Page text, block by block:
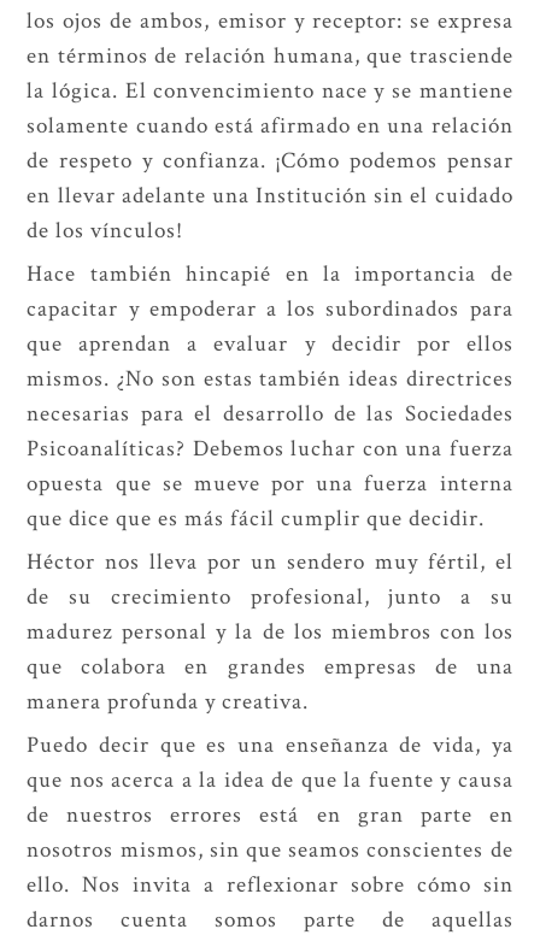
los ojos de ambos, emisor y receptor: se expresa
en términos de relación humana, que trasciende
la lógica. El convencimiento nace y se mantiene
solamente cuando está afirmado en una relación
de respeto y confianza. ¡Cómo podemos pensar
en llevar adelante una Institución sin el cuidado
de los vínculos!
Hace también hincapié en la importancia de
capacitar y empoderar a los subordinados para
que aprendan a evaluar y decidir por ellos
mismos. ¿No son estas también ideas directrices
necesarias para el desarrollo de las Sociedades
Psicoanalíticas? Debemos luchar con una fuerza
opuesta que se mueve por una fuerza interna
que dice que es más fácil cumplir que decidir.
Héctor nos lleva por un sendero muy fértil, el
de su crecimiento profesional, junto a su
madurez personal y la de los miembros con los
que colabora en grandes empresas de una
manera profunda y creativa.
Puedo decir que es una enseñanza de vida, ya
que nos acerca a la idea de que la fuente y causa
de nuestros errores está en gran parte en
nosotros mismos, sin que seamos conscientes de
ello. Nos invita a reflexionar sobre cómo sin
darnos cuenta somos parte de aquellas